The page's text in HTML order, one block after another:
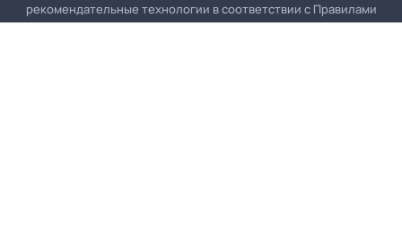
рекомендательные технологии в соответствии с Правилами